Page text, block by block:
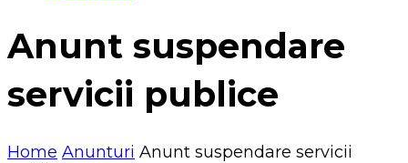
Anunt suspendare
servicii publice
Home Anunturi Anunt suspendare servicii